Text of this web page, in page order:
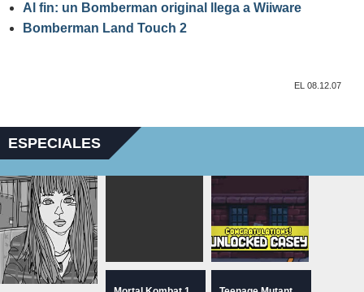
Al fin: un Bomberman original llega a Wiiware
Bomberman Land Touch 2
EL 08.12.07
ESPECIALES